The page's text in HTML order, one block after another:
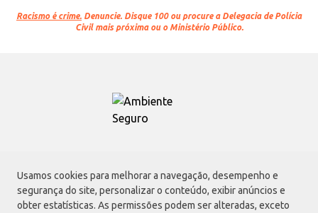
Usamos cookies para melhorar a navegação, desempenho e
segurança do site, personalizar o conteúdo, exibir anúncios e
obter estatísticas. As permissões podem ser alteradas, exceto
Racismo é crime. Denuncie. Disque 100 ou procure a Delegacia de Polícia
Civil mais próxima ou o Ministério Público.
Atacadão S.A.
Avenida Morvan Dias de Figueiredo, 6169, Vila Maria, São Paulo - SP | CEP
02170-901 | CNPJ: 75.315.333/0001-09